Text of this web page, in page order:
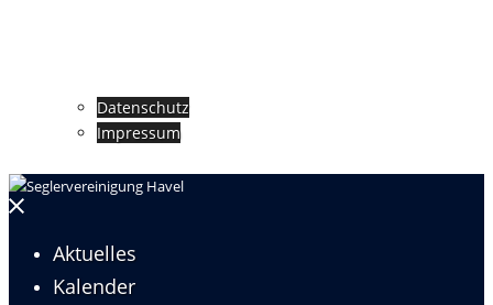
Datenschutz
Impressum
Menü
Aktuelles
Kalender